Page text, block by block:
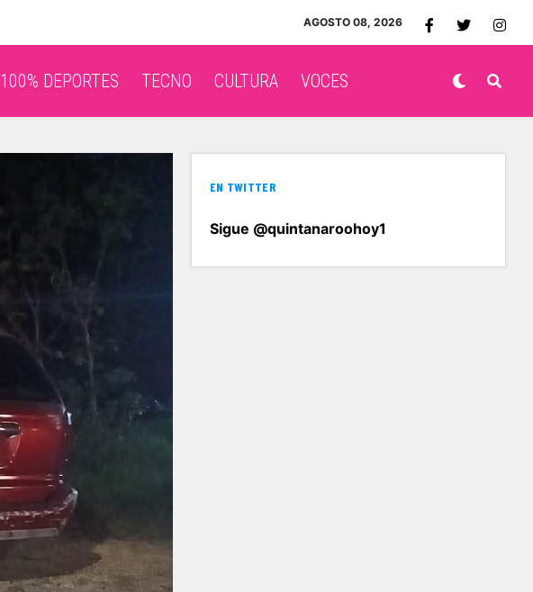
AGOSTO 08, 2026
100% DEPORTES TECNO CULTURA VOCES
EN TWITTER
Sigue @quintanaroohoy1